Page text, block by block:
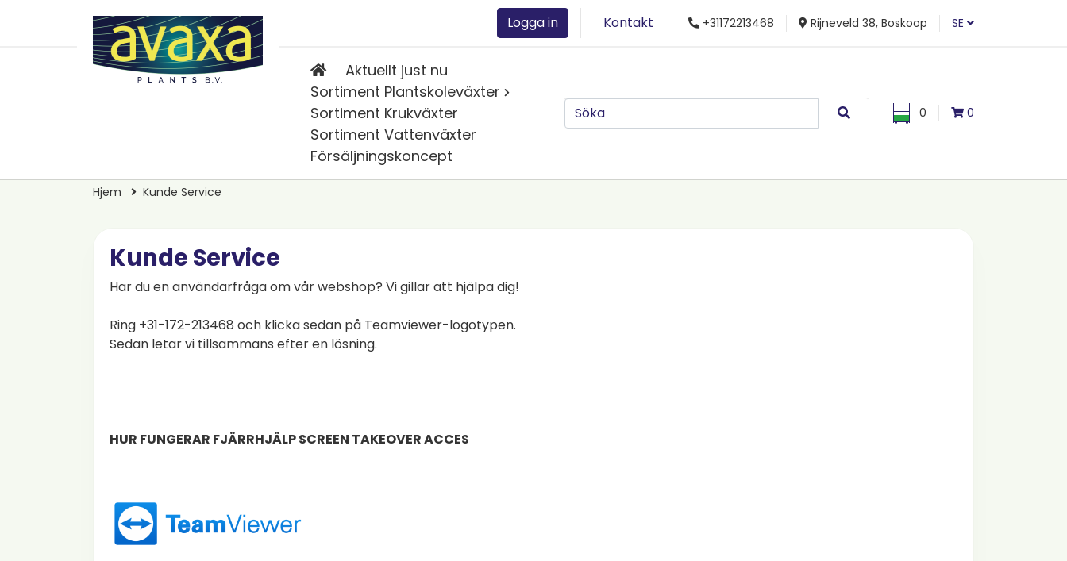
Logga in Kontakt +31172213468 Rijneveld 38, Boskoop SE
Aktuellt just nu
Sortiment Plantskoleväxter
Sortiment Krukväxter
Sortiment Vattenväxter
Försäljningskoncept
0 0
Hjem Kunde Service
Kunde Service
Har du en användarfråga om vår webshop? Vi gillar att hjälpa dig!
Ring +31-172-213468 och klicka sedan på Teamviewer-logotypen.
Sedan letar vi tillsammans efter en lösning.
HUR FUNGERAR FJÄRRHJÄLP SCREEN TAKEOVER ACCES